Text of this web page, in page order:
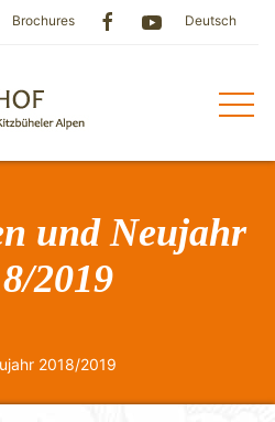
Brochures Deutsch
und Neujahr
2019
2018/2019